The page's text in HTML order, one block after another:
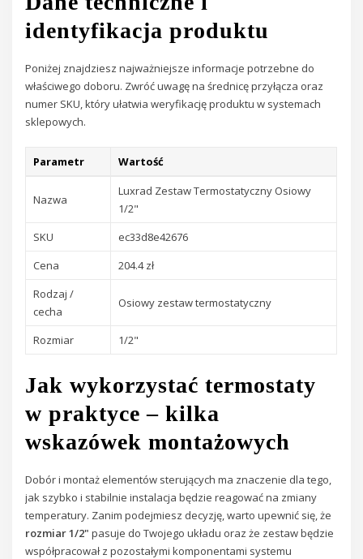
identyfikacja produktu
Poniżej znajdziesz najważniejsze informacje potrzebne do
właściwego doboru. Zwróć uwagę na średnicę przyłącza oraz
numer SKU, który ułatwia weryfikację produktu w systemach
sklepowych.
Parametr Wartość
Nazwa
Luxrad Zestaw Termostatyczny Osiowy
1/2"
SKU
ec33d8e42676
Cena
204.4 zł
Rodzaj /
cecha
Osiowy zestaw termostatyczny
Rozmiar 1/2"
Jak wykorzystać termostaty
w praktyce – kilka
wskazówek montażowych
Dobór i montaż elementów sterujących ma znaczenie dla tego,
jak szybko i stabilnie instalacja będzie reagować na zmiany
temperatury. Zanim podejmiesz decyzję, warto upewnić się, że
rozmiar 1/2" pasuje do Twojego układu oraz że zestaw będzie
współpracował z pozostałymi komponentami systemu